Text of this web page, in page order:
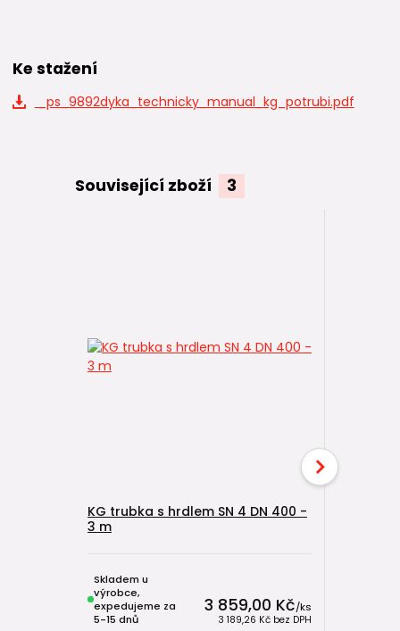
Ke stažení
_ps_9892dyka_technicky_manual_kg_potrubi.pdf
Související zboží 3
KG trubka s hrdlem SN 4 DN 400 -
3 m
3 859,00 Kč/ks
3 189,26 Kč bez DPH
Skladem u
výrobce,
expedujeme za
5-15 dnů